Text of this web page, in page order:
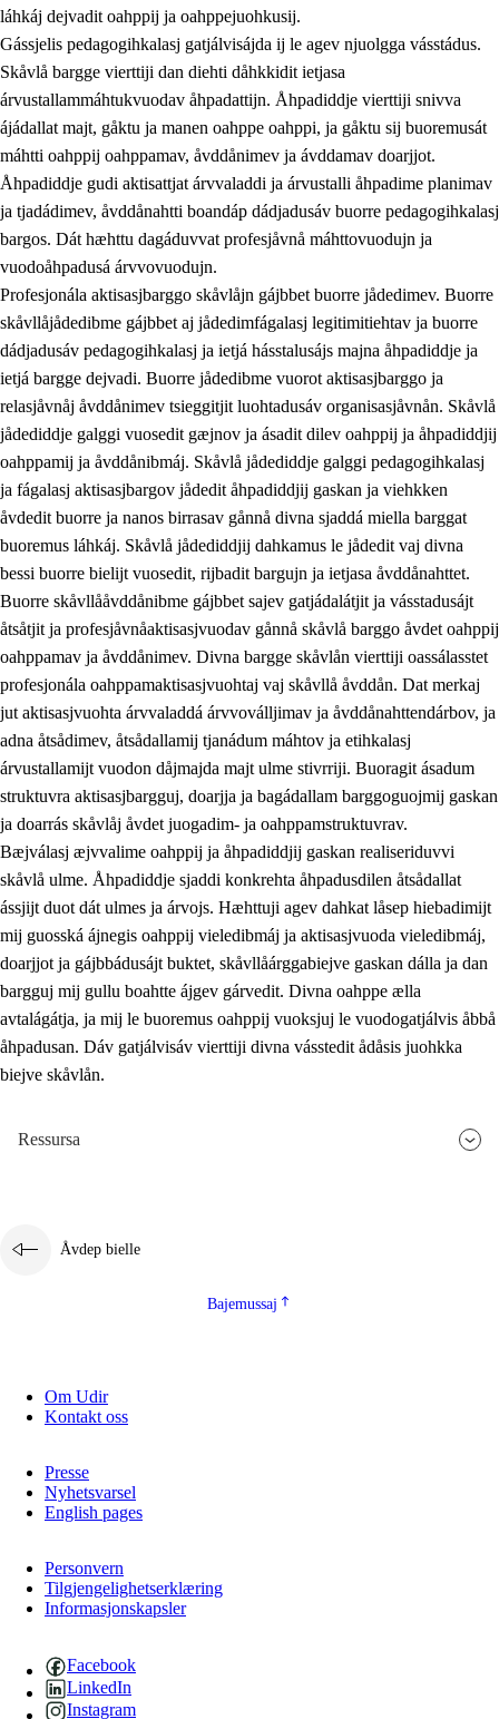
láhkáj dejvadit oahppij ja oahppejuohkusij.
Gássjelis pedagogihkalasj gatjálvisájda ij le agev njuolgga vásstádus.
Skåvlå bargge vierttiji dan diehti dåhkkidit ietjasa
árvustallammáhtukvuodav åhpadattijn. Åhpadiddje vierttiji snivva
ájádallat majt, gåktu ja manen oahppe oahppi, ja gåktu sij buoremusát
máhtti oahppij oahppamav, åvddånimev ja ávddamav doarjjot.
Åhpadiddje gudi aktisattjat árvvaladdi ja árvustalli åhpadime planimav
ja tjadádimev, åvddånahtti boandáp dádjadusáv buorre pedagogihkalasj
bargos. Dát hæhttu dagáduvvat profesjåvnå máhttovuodujn ja
vuodoåhpadusá árvvovuodujn.
Profesjonála aktisasjbarggo skåvlåjn gájbbet buorre jådedimev. Buorre
skåvllåjådedibme gájbbet aj jådedimfágalasj legitimitiehtav ja buorre
dádjadusáv pedagogihkalasj ja ietjá hásstalusájs majna åhpadiddje ja
ietjá bargge dejvadi. Buorre jådedibme vuorot aktisasjbarggo ja
relasjåvnåj åvddånimev tsieggitjit luohtadusáv organisasjåvnån. Skåvlå
jådediddje galggi vuosedit gæjnov ja ásadit dilev oahppij ja åhpadiddjij
oahppamij ja åvddånibmáj. Skåvlå jådediddje galggi pedagogihkalasj
ja fágalasj aktisasjbargov jådedit åhpadiddjij gaskan ja viehkken
åvdedit buorre ja nanos birrasav gånnå divna sjaddá miella barggat
buoremus láhkáj. Skåvlå jådediddjij dahkamus le jådedit vaj divna
bessi buorre bielijt vuosedit, rijbadit bargujn ja ietjasa åvddånahttet.
Buorre skåvllååvddånibme gájbbet sajev gatjádalátjit ja vásstadusájt
åtsåtjit ja profesjåvnåaktisasjvuodav gånnå skåvlå barggo åvdet oahppij
oahppamav ja åvddånimev. Divna bargge skåvlån vierttiji oassálasstet
profesjonála oahppamaktisasjvuohtaj vaj skåvllå åvddån. Dat merkaj
jut aktisasjvuohta árvvaladdá árvvoválljimav ja åvddånahttendárbov, ja
adna åtsådimev, åtsådallamij tjanádum máhtov ja etihkalasj
árvustallamijt vuodon dåjmajda majt ulme stivrriji. Buoragit ásadum
struktuvra aktisasjbargguj, doarjja ja bagádallam barggoguojmij gaskan
ja doarrás skåvlåj åvdet juogadim- ja oahppamstruktuvrav.
Bæjválasj æjvvalime oahppij ja åhpadiddjij gaskan realiseriduvvi
skåvlå ulme. Åhpadiddje sjaddi konkrehta åhpadusdilen åtsådallat
ássjijt duot dát ulmes ja árvojs. Hæhttuji agev dahkat låsep hiebadimijt
mij guosská ájnegis oahppij vieledibmáj ja aktisasjvuoda vieledibmáj,
doarjjot ja gájbbádusájt buktet, skåvllåárggabiejve gaskan dálla ja dan
bargguj mij gullu boahtte ájgev gárvedit. Divna oahppe ælla
avtalágátja, ja mij le buoremus oahppij vuoksjuj le vuodogatjálvis åbbå
åhpadusan. Dáv gatjálvisáv vierttiji divna vásstedit ådåsis juohkka
biejve skåvlån.
Ressursa
Åvdep bielle
Bajemussaj
Om Udir
Kontakt oss
Presse
Nyhetsvarsel
English pages
Personvern
Tilgjengelighetserklæring
Informasjonskapsler
Facebook
LinkedIn
Instagram